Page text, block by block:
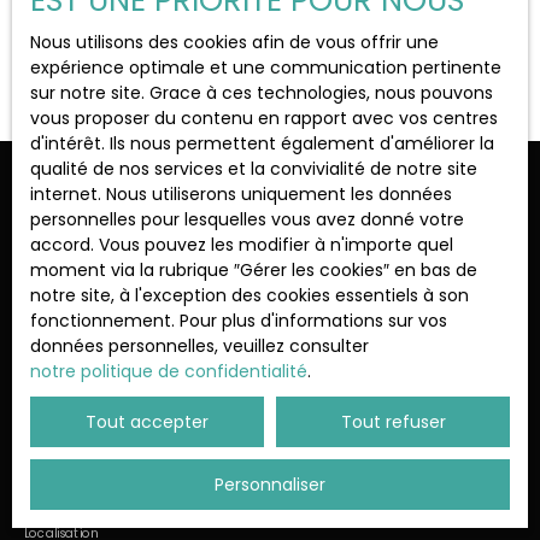
La Verrière (78320)
Localisation
Budget max (€)
Surface min (m²)
Rechercher
Aucun résultat
Ne manquez plus aucun bien
correspondant à votre recherche !
Prénom Nom
Email
Localisation
Nous utilisons des cookies afin de vous offrir une
expérience optimale et une communication pertinente
sur notre site. Grace à ces technologies, nous pouvons
vous proposer du contenu en rapport avec vos centres
d'intérêt. Ils nous permettent également d'améliorer la
qualité de nos services et la convivialité de notre site
internet. Nous utiliserons uniquement les données
personnelles pour lesquelles vous avez donné votre
accord. Vous pouvez les modifier à n'importe quel
moment via la rubrique ″Gérer les cookies″ en bas de
notre site, à l'exception des cookies essentiels à son
fonctionnement. Pour plus d'informations sur vos
données personnelles, veuillez consulter
notre politique de confidentialité.
Tout accepter Tout refuser
Personnaliser